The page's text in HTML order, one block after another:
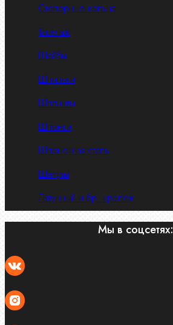
Стопорные кольца
Такелаж
Шайбы
Шпильки
Шплинты
Шпонки
Шпоночная сталь
Штифты
Латунный и бр. крепеж
Мы в соцсетях: